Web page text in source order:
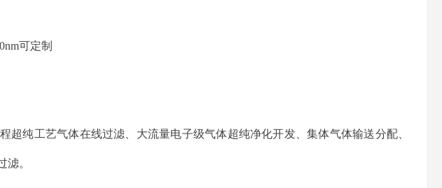
可定制
超纯工艺气体在线过滤、大流量电子级气体超纯净化开发、集体气体输送分配、
滤。